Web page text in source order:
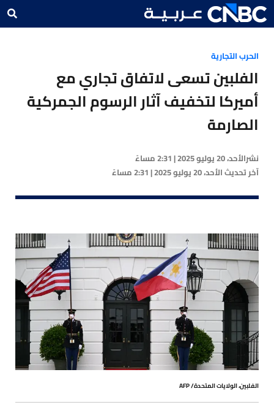
الحرب التجارية
الفلبين تسعى لاتفاق تجاري مع
أميركا لتخفيف آثار الرسوم الجمركية
الصارمة
نشرالأحد، 20 يوليو 2025 | 2:31 مساءً
آخر تحديثالأحد، 20 يوليو 2025 | 2:31 مساءً
الفلبين، الولايات المتحدة/ AFP